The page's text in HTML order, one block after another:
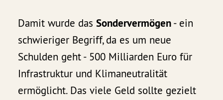
Damit wurde dasSondervermögen- ein
schwieriger Begriff, da es um neue
Schulden geht - 500 Milliarden Euro für
Infrastruktur und Klimaneutralität
ermöglicht. Das viele Geld sollte gezielt